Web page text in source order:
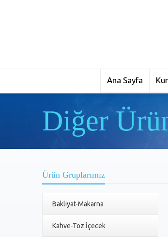
Ana Sayfa
Diğer
Ürün Gruplarımız
Bakliyat-Makarna
Kahve-Toz İçecek